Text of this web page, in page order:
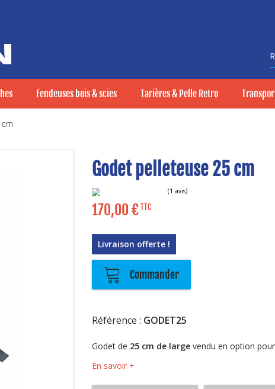
Fendeuses bois & scies Tarières & Pelle Retro
Godet pelleteuse 25 cm
170,00 €TTC
Livraison offerte !
Commander
Référence : GODET25
Godet de 25 cm de large vendu en option
En savoir +